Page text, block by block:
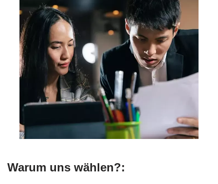
Warum uns wählen?: